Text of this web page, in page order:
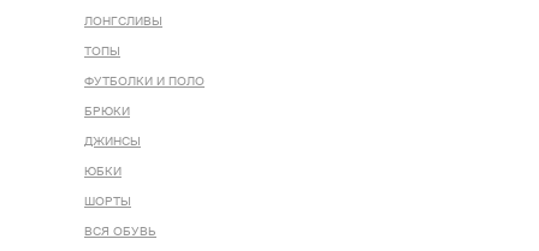
ЛОНГСЛИВЫ
ТОПЫ
ФУТБОЛКИ И ПОЛО
БРЮКИ
ДЖИНСЫ
ЮБКИ
ШОРТЫ
ВСЯ ОБУВЬ